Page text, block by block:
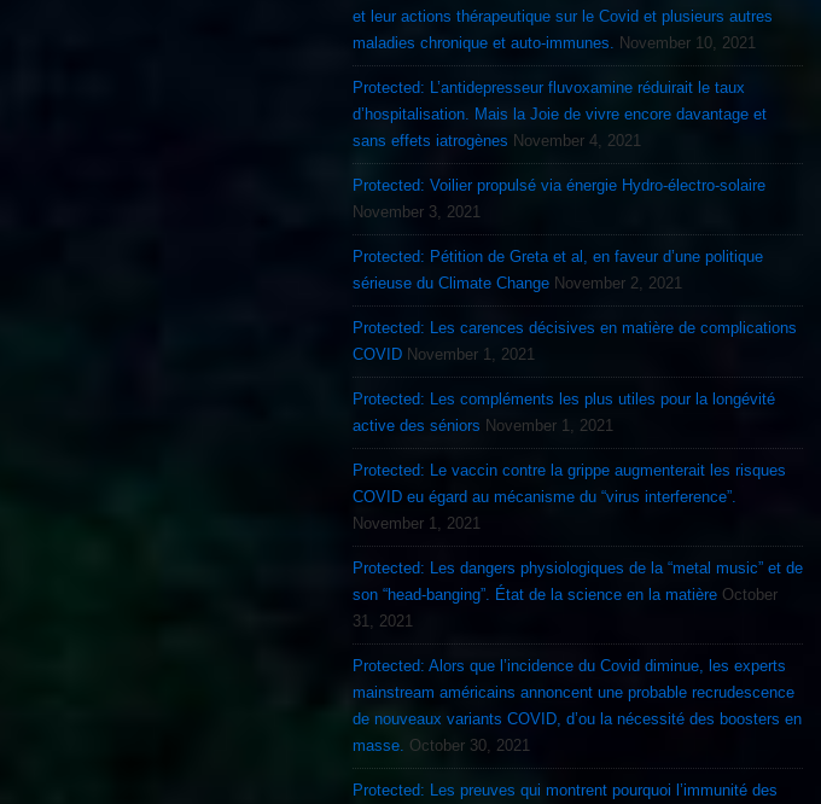
et leur actions thérapeutique sur le Covid et plusieurs autres
maladies chronique et auto-immunes.
November 10, 2021
Protected: L’antidepresseur fluvoxamine réduirait le taux
d’hospitalisation. Mais la Joie de vivre encore davantage et
sans effets iatrogènes November 4, 2021
Protected: Voilier propulsé via énergie Hydro-électro-solaire
November 3, 2021
Protected: Pétition de Greta et al, en faveur d’une politique
sérieuse du Climate Change November 2, 2021
Protected: Les carences décisives en matière de complications
COVID November 1, 2021
Protected: Les compléments les plus utiles pour la longévité
active des séniors November 1, 2021
Protected: Le vaccin contre la grippe augmenterait les risques
COVID eu égard au mécanisme du “virus interference”.
November 1, 2021
Protected: Les dangers physiologiques de la “metal music” et de
son “head-banging”. État de la science en la matière October
31, 2021
Protected: Alors que l’incidence du Covid diminue, les experts
mainstream américains annoncent une probable recrudescence
de nouveaux variants COVID, d’ou la nécessité des boosters en
masse. October 30, 2021
Protected: Les preuves qui montrent pourquoi l’immunité des